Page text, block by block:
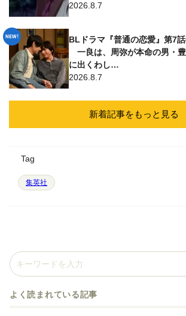
2026.8.7
BLドラマ『普通の恋愛』第7
一良は、周弥が本命の男・
に出くわし…
2026.8.7
新着記事をもっと見る
Tag
集英社
よく読まれている記事